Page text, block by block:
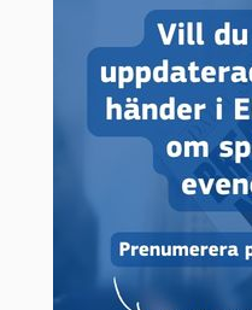
Brett stöd hos
nya EU-lagar
Europeiska
ekonomisk politik
Europeiska
och
Europeiska
miljö och energi
Europeiska